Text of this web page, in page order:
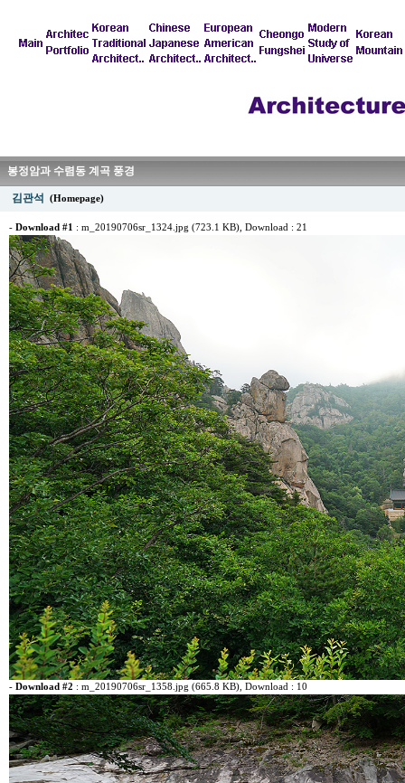
봉정암과 수렴동 계곡 풍경
김관석 (Homepage)
- Download #1 : m_20190706sr_1324.jpg (723.1 KB) , Download : 21
- Download #2 : m_20190706sr_1358.jpg (665.8 KB), Download : 10